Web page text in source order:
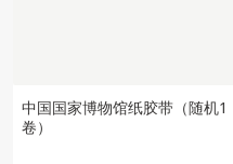
中国国家博物馆纸胶带（随机1
卷）